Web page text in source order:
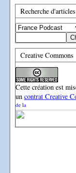
Recherche d'articles
Creative Commons
Cette création est
un contrat Creative
de la